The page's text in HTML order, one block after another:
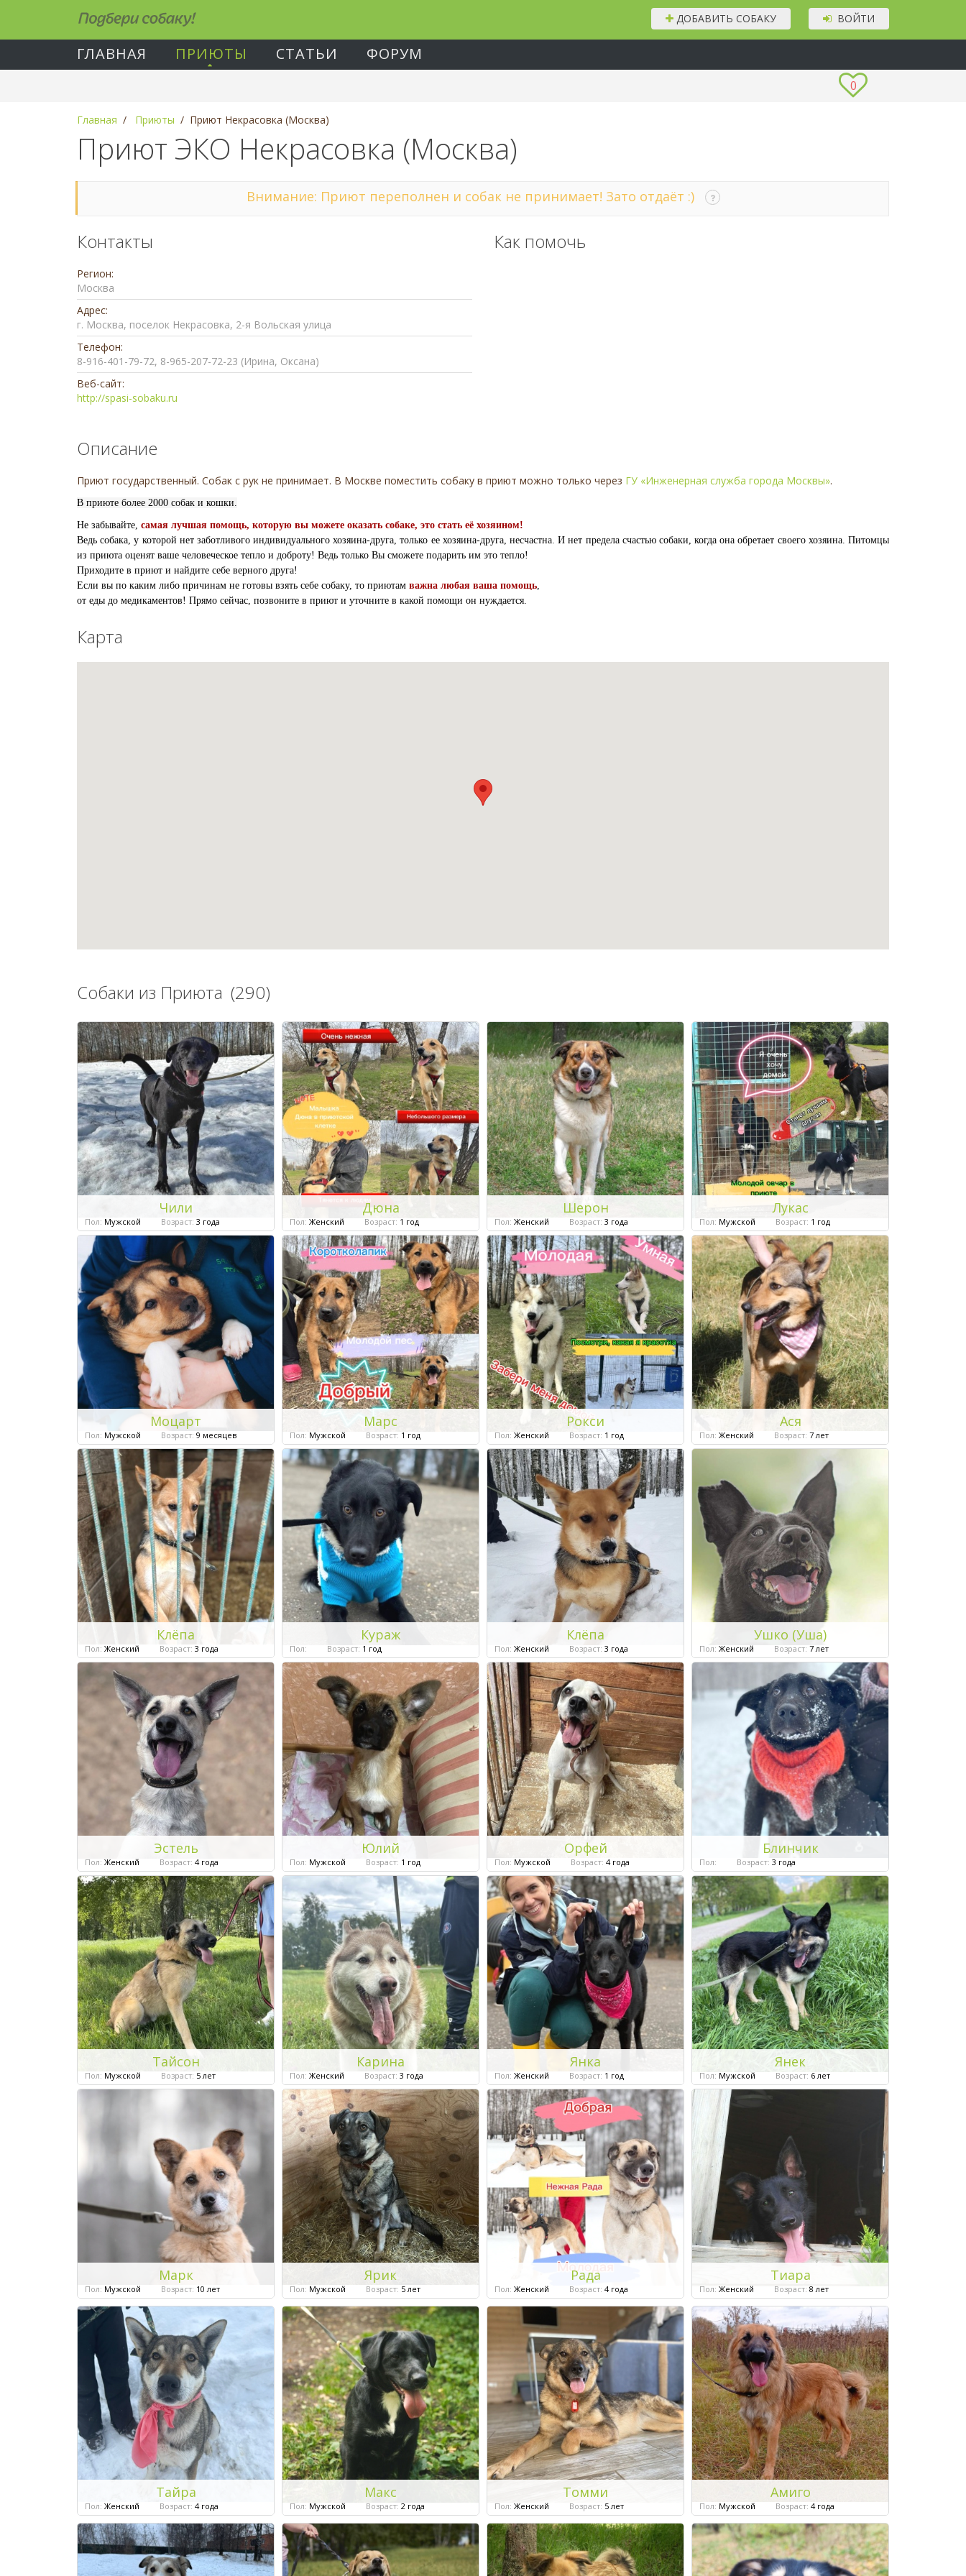
Подбери собаку! ВОЙТИ
ДОБАВИТЬ СОБАКУ
ГЛАВНАЯ ПРИЮТЫ СТАТЬИ ФОРУМ
0
Главная Приюты Приют Некрасовка (Москва)
Приют ЭКО Некрасовка (Москва)
Внимание: Приют переполнен и собак не принимает! Зато отдаёт :)
Контакты
Регион:
Москва
Адрес:
г. Москва, поселок Некрасовка, 2-я Вольская улица
Телефон:
8-916-401-79-72, 8-965-207-72-23 (Ирина, Оксана)
Веб-сайт:
http://spasi-sobaku.ru
Как помочь
Описание
Приют государственный. Собак с рук не принимает. В Москве поместить собаку в приют можно только через ГУ «Инженерная служба города Москвы».
В приюте более 2000 собак и кошки.
Не забывайте, самая лучшая помощь, которую вы можете оказать собаке, это стать её хозяином!
Ведь собака, у которой нет заботливого индивидуального хозяина-друга, только ее хозяина-друга, несчастна. И нет предела счастью собаки, когда она обретает своего хозяина. Питомцы
из приюта оценят ваше человеческое тепло и доброту! Ведь только Вы сможете подарить им это тепло!
Приходите в приют и найдите себе верного друга!
Если вы по каким либо причинам не готовы взять себе собаку, то приютам важна любая ваша помощь,
от еды до медикаментов! Прямо сейчас, позвоните в приют и уточните в какой помощи он нуждается.
Карта
Собаки из Приюта (290)
Чили
Пол: Мужской Возраст: 3 года
Дюна
Пол: Женский Возраст: 1 год
Шерон
Пол: Женский Возраст: 3 года
Лукас
Пол: Мужской Возраст: 1 год
Моцарт
Пол: Мужской Возраст: 9 месяцев
Марс
Пол: Мужской Возраст: 1 год
Рокси
Пол: Женский Возраст: 1 год
Ася
Пол: Женский Возраст: 7 лет
Клёпа
Пол: Женский Возраст: 3 года
Кураж
Пол: Возраст: 1 год
Клёпа
Пол: Женский Возраст: 3 года
Ушко (Уша)
Пол: Женский Возраст: 7 лет
Эстель
Пол: Женский Возраст: 4 года
Юлий
Пол: Мужской Возраст: 1 год
Орфей
Пол: Мужской Возраст: 4 года
Блинчик
Пол: Возраст: 3 года
Тайсон
Пол: Мужской Возраст: 5 лет
Карина
Пол: Женский Возраст: 3 года
Янка
Пол: Женский Возраст: 1 год
Янек
Пол: Мужской Возраст: 6 лет
Марк
Пол: Мужской Возраст: 10 лет
Ярик
Пол: Мужской Возраст: 5 лет
Рада
Пол: Женский Возраст: 4 года
Тиара
Пол: Женский Возраст: 8 лет
Тайра
Пол: Женский Возраст: 4 года
Макс
Пол: Мужской Возраст: 2 года
Томми
Пол: Женский Возраст: 5 лет
Амиго
Пол: Мужской Возраст: 4 года